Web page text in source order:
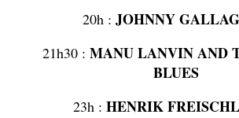
20h : JOHNNY
21h30 : MANU LANVIN AND
BLUES
23h : HENRIK